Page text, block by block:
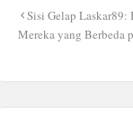
Post
navigation
Sisi Gelap Laskar89:
Mereka yang Berbeda